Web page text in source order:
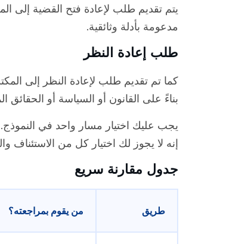
يتم تقديم طلب لإعادة فتح القضية إلى
مدعومة بأدلة وثائقية.
طلب إعادة النظر
كما تم تقديم طلب لإعادة النظر إلى
بناءً على القانون أو السياسة أو
إنه لا يجوز لك اختيار كل من
جدول مقارنة سريع
طريق من يقوم بمراجعته؟